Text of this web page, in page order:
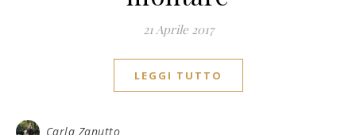
21 Aprile 2017
LEGGI TUTTO
Carla Zanutto